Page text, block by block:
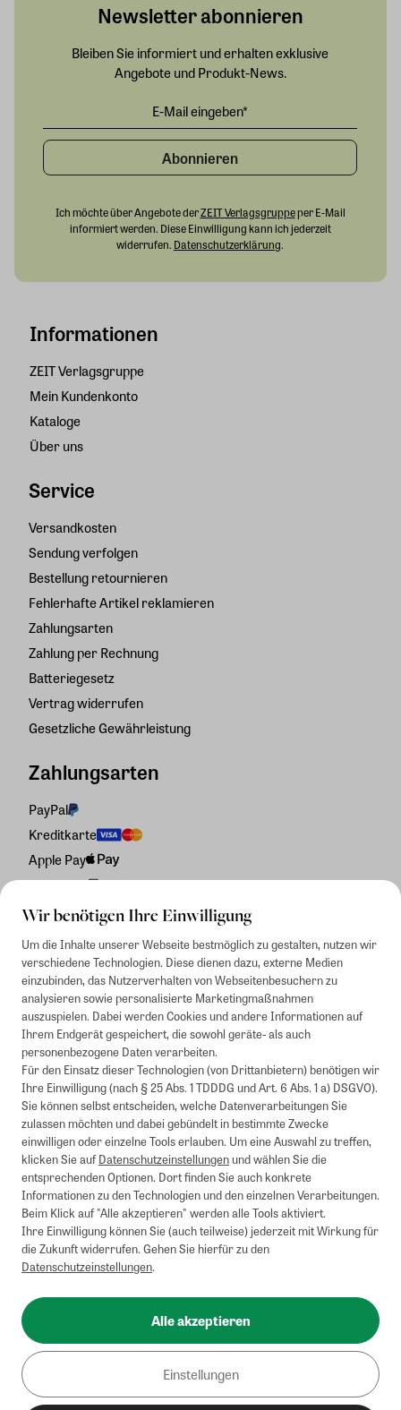
Wir benötigen Ihre Einwilligung
Um die Inhalte unserer Webseite bestmöglich zu gestalten, nutzen wir
verschiedene Technologien. Diese dienen dazu, externe Medien
einzubinden, das Nutzerverhalten von Webseitenbesuchern zu
analysieren sowie personalisierte Marketingmaßnahmen
auszuspielen. Dabei werden Cookies und andere Informationen auf
Ihrem Endgerät gespeichert, die sowohl geräte- als auch
personenbezogene Daten verarbeiten.
Für den Einsatz dieser Technologien (von Drittanbietern) benötigen wir
Ihre Einwilligung (nach § 25 Abs. 1 TDDDG und Art. 6 Abs. 1 a) DSGVO).
Sie können selbst entscheiden, welche Datenverarbeitungen Sie
zulassen möchten und dabei gebündelt in bestimmte Zwecke
einwilligen oder einzelne Tools erlauben. Um eine Auswahl zu treffen,
klicken Sie aufDatenschutzeinstellungenund wählen Sie die
entsprechenden Optionen. Dort finden Sie auch konkrete
Informationen zu den Technologien und den einzelnen Verarbeitungen.
Beim Klick auf "Alle akzeptieren" werden alle Tools aktiviert.
Ihre Einwilligung können Sie (auch teilweise) jederzeit mit Wirkung für
die Zukunft widerrufen. Gehen Sie hierfür zu den
Datenschutzeinstellungen.
Alle akzeptieren
Einstellungen
Informationen
ZEIT Verlagsgruppe
Mein Kundenkonto
Kataloge
Über uns
Service
Versandkosten
Sendung verfolgen
Bestellung retournieren
Fehlerhafte Artikel reklamieren
Zahlungsarten
Zahlung per Rechnung
Batteriegesetz
Vertrag widerrufen
Gesetzliche Gewährleistung
Zahlungsarten
PayPal
Kreditkarte
Apple Pay
Rechnung
Newsletter abonnieren
Bleiben Sie informiert und erhalten exklusive
Angebote und Produkt-News.
Abonnieren
Ich möchte über Angebote derZEIT Verlagsgruppeper E-Mail
informiert werden. Diese Einwilligung kann ich jederzeit
widerrufen. Datenschutzerklärung.